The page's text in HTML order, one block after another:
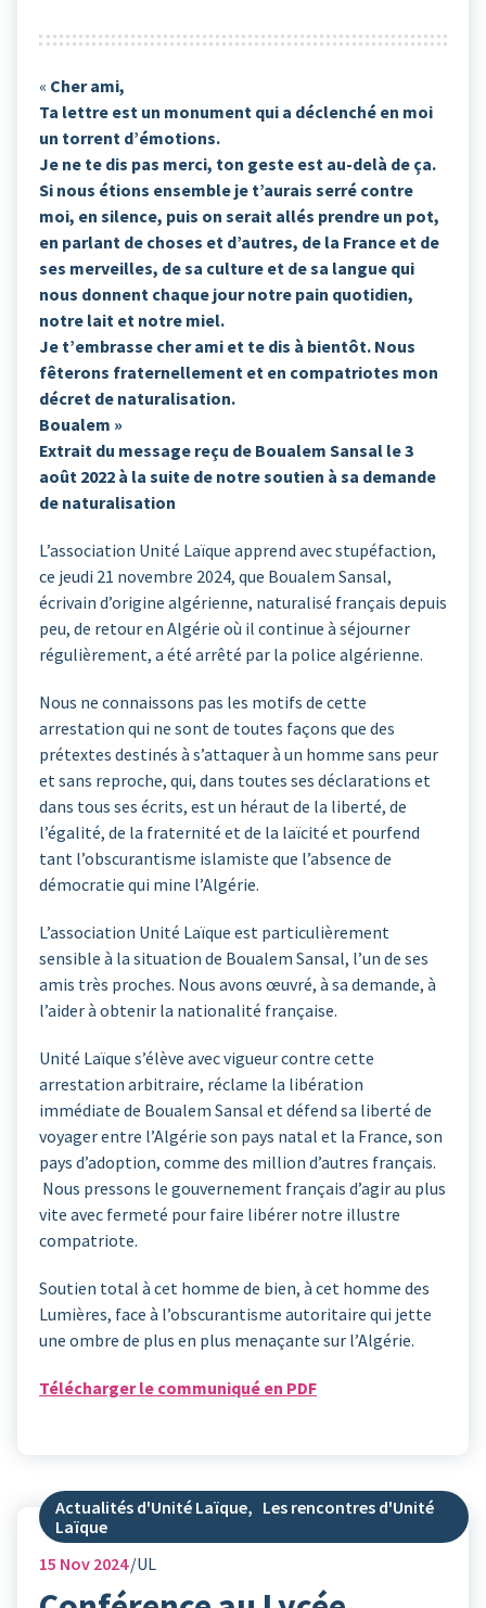
« Cher ami,
Ta lettre est un monument qui a déclenché en moi
un torrent d’émotions.
Je ne te dis pas merci, ton geste est au-delà de ça.
Si nous étions ensemble je t’aurais serré contre
moi, en silence, puis on serait allés prendre un pot,
en parlant de choses et d’autres, de la France et de
ses merveilles, de sa culture et de sa langue qui
nous donnent chaque jour notre pain quotidien,
notre lait et notre miel.
Je t’embrasse cher ami et te dis à bientôt. Nous
fêterons fraternellement et en compatriotes mon
décret de naturalisation.
Boualem »
Extrait du message reçu de Boualem Sansal le 3
août 2022 à la suite de notre soutien à sa demande
de naturalisation
L’association Unité Laïque apprend avec stupéfaction,
ce jeudi 21 novembre 2024, que Boualem Sansal,
écrivain d’origine algérienne, naturalisé français depuis
peu, de retour en Algérie où il continue à séjourner
régulièrement, a été arrêté par la police algérienne.
Nous ne connaissons pas les motifs de cette
arrestation qui ne sont de toutes façons que des
prétextes destinés à s’attaquer à un homme sans peur
et sans reproche, qui, dans toutes ses déclarations et
dans tous ses écrits, est un héraut de la liberté, de
l’égalité, de la fraternité et de la laïcité et pourfend
tant l’obscurantisme islamiste que l’absence de
démocratie qui mine l’Algérie.
L’association Unité Laïque est particulièrement
sensible à la situation de Boualem Sansal, l’un de ses
amis très proches. Nous avons œuvré, à sa demande, à
l’aider à obtenir la nationalité française.
Unité Laïque s’élève avec vigueur contre cette
arrestation arbitraire, réclame la libération
immédiate de Boualem Sansal et défend sa liberté de
voyager entre l’Algérie son pays natal et la France, son
pays d’adoption, comme des million d’autres français.
Nous pressons le gouvernement français d’agir au plus
vite avec fermeté pour faire libérer notre illustre
compatriote.
Soutien total à cet homme de bien, à cet homme des
Lumières, face à l’obscurantisme autoritaire qui jette
une ombre de plus en plus menaçante sur l’Algérie.
Télécharger le communiqué en PDF
Actualités d'Unité Laïque, Les rencontres d'Unité
Laïque
15 Nov 2024 UL